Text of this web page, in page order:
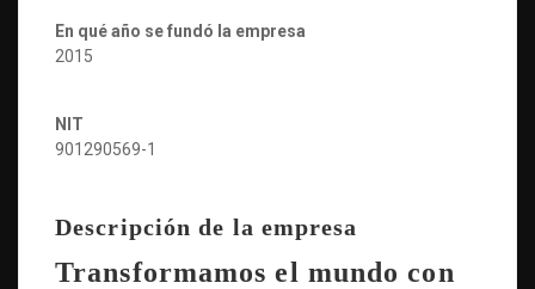
En qué año se fundó la empresa
2015
NIT
901290569-1
Descripción de la empresa
Transformamos el mundo con